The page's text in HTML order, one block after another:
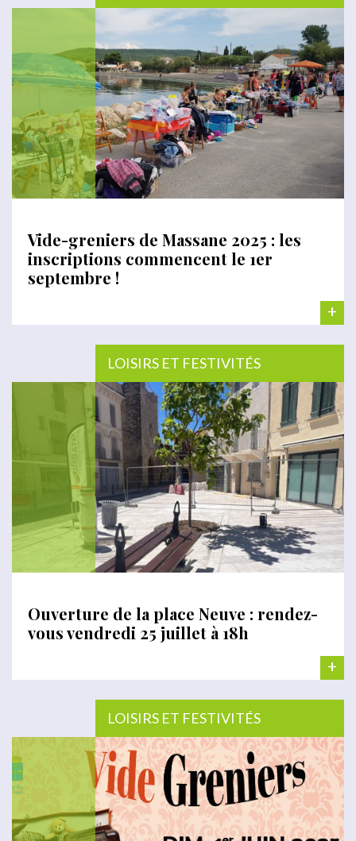
Vide-greniers de Massane 2025 : les
inscriptions commencent le 1er
septembre !
+
LOISIRS ET FESTIVITÉS
Ouverture de la place Neuve : rendez-
vous vendredi 25 juillet à 18h
+
LOISIRS ET FESTIVITÉS